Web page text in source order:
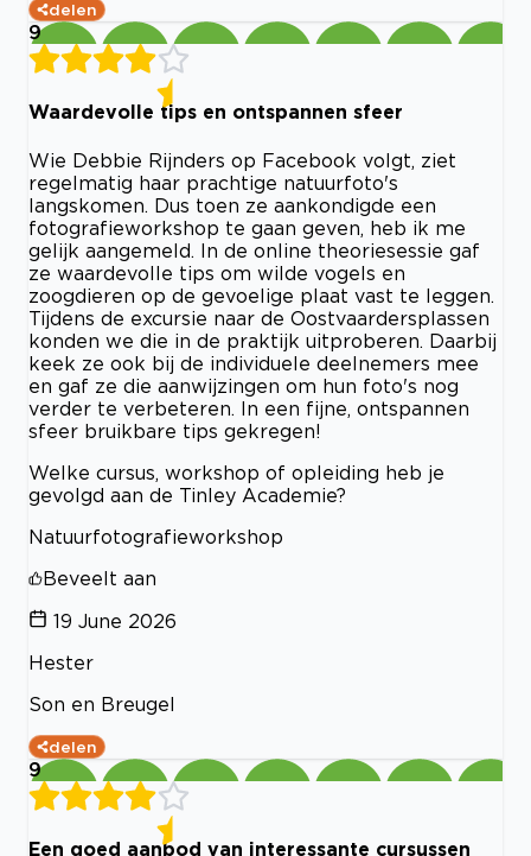
delen
9
Waardevolle tips en ontspannen sfeer
Wie Debbie Rijnders op Facebook volgt, ziet
regelmatig haar prachtige natuurfoto's
langskomen. Dus toen ze aankondigde een
fotografieworkshop te gaan geven, heb ik me
gelijk aangemeld. In de online theoriesessie gaf
ze waardevolle tips om wilde vogels en
zoogdieren op de gevoelige plaat vast te leggen.
Tijdens de excursie naar de Oostvaardersplassen
konden we die in de praktijk uitproberen. Daarbij
keek ze ook bij de individuele deelnemers mee
en gaf ze die aanwijzingen om hun foto's nog
verder te verbeteren. In een fijne, ontspannen
sfeer bruikbare tips gekregen!
Welke cursus, workshop of opleiding heb je
gevolgd aan de Tinley Academie?
Natuurfotografieworkshop
Beveelt aan
19 June 2026
Hester
Son en Breugel
delen
9
Een goed aanbod van interessante cursussen